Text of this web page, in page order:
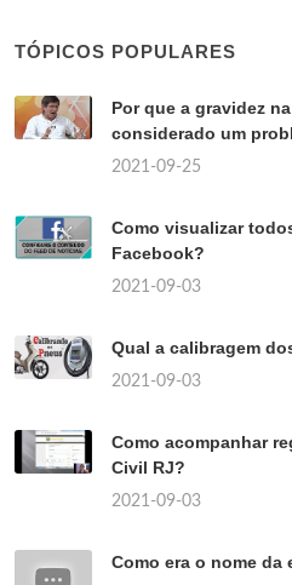
TÓPICOS POPULARES
Por que a gravidez
considerado um
2021-09-25
Como visualizar
Facebook?
2021-09-03
Qual a calibragem
2021-09-03
Como acompanhar
Civil RJ?
2021-09-03
Como era o nome da